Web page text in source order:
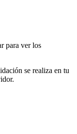
para ver los
se realiza en tu